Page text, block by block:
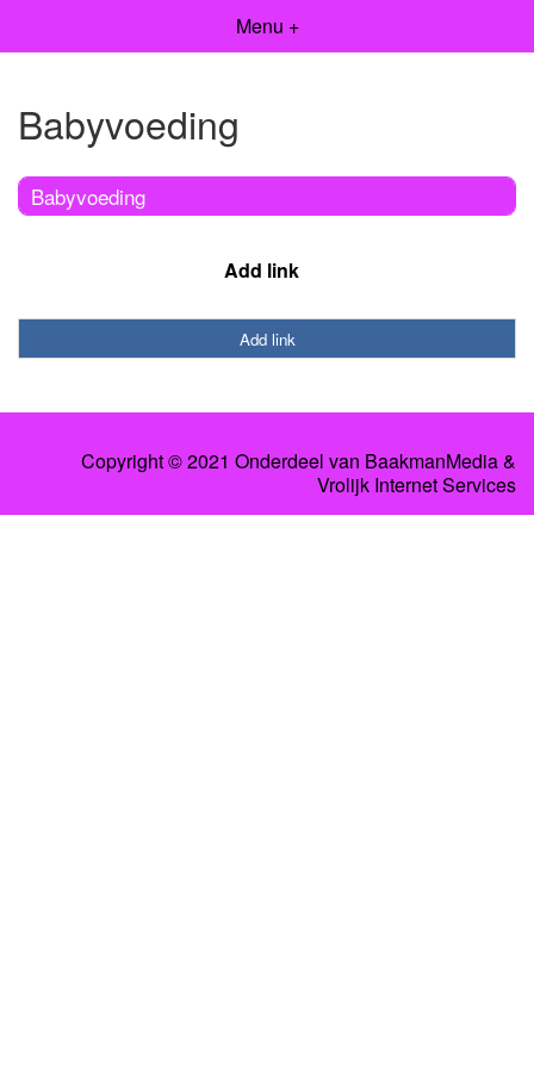
Menu +
Babyvoeding
Babyvoeding
Add link
Add link
Copyright © 2021 Onderdeel van BaakmanMedia&
Vrolijk Internet Services